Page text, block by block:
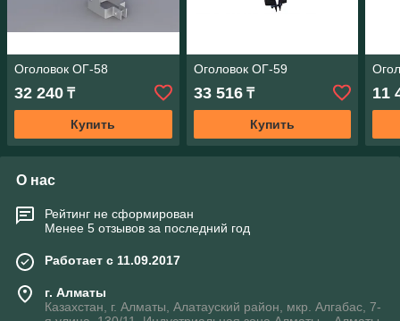
Оголовок ОГ-58
32 240 ₸
Купить
Оголовок ОГ-59
33 516₸
Купить
11
О нас
Рейтинг не сформирован
Менее 5 отзывов за последний год
Работает с 11.09.2017
г. Алматы
Казахстан, г. Алматы, Алатауский район, мкр. Алгабас, 7-